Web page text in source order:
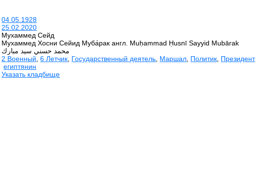
04.05.1928
25.02.2020
Мухаммед Сейд
Мухаммед Хосни Сейид Муба́рак англ. Muḥammad Ḥusnī Sayyid Mubārak
محمد حسني سيد مبارك
2 Военный ,6 Летчик Государственный деятель Маршал Политик Президент
египтянин
Указать кладбище